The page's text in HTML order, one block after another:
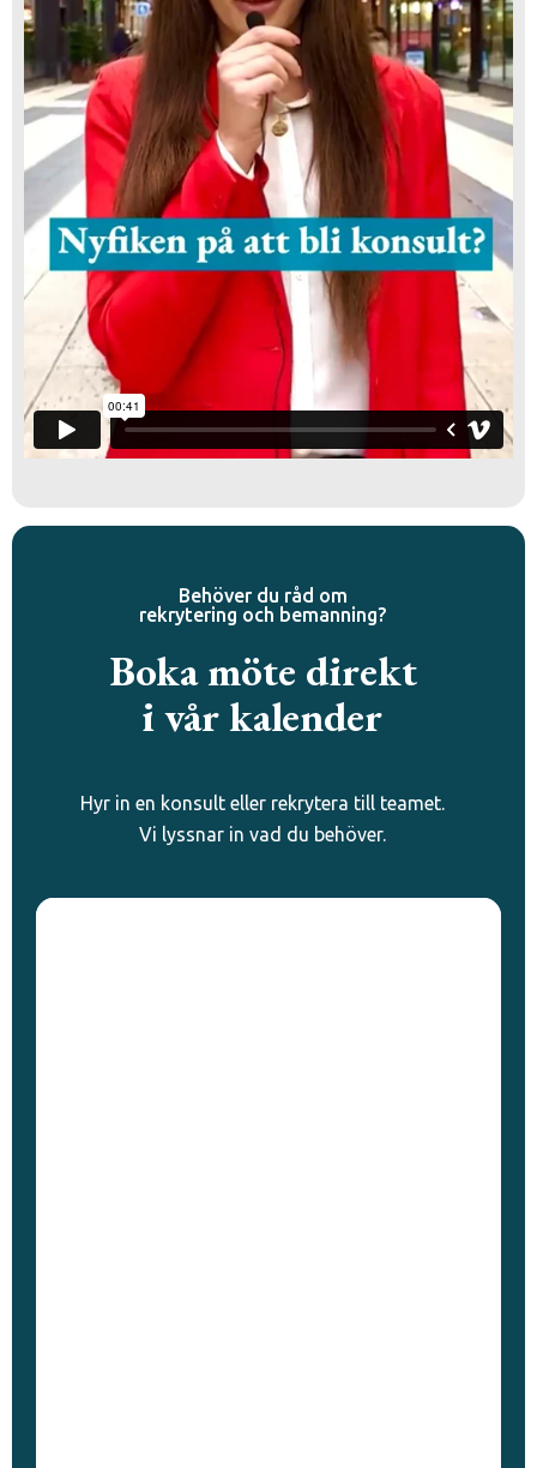
Behöver du råd om
rekrytering och bemanning?
Boka möte direkt
i vår kalender
Hyr in en konsult eller rekrytera till teamet.
Vi lyssnar in vad du behöver.